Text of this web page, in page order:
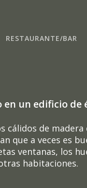
RESTAURANTE/BAR
un edificio de
de
que a veces es
ventanas, los
habitaciones.